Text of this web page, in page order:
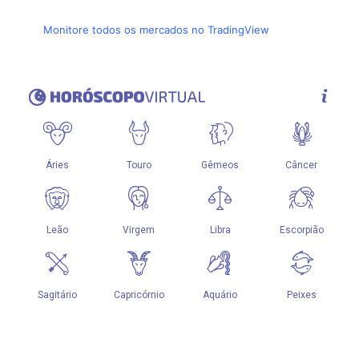
Monitore todos os mercados no TradingView